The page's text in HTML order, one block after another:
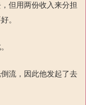
但用两份收入来分担
。
流，因此他发起了去